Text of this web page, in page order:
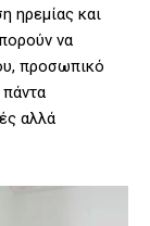
ηρεμίας και
να
προσωπικό
πάντα
αλλά